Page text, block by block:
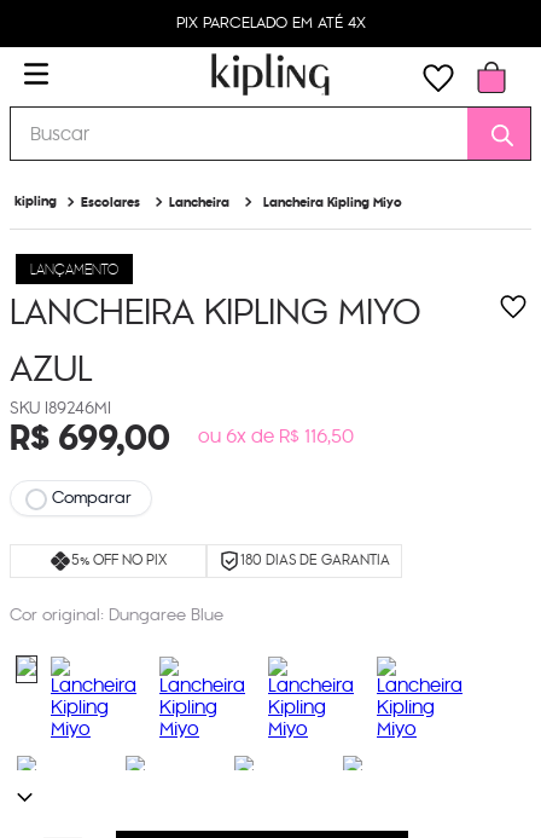
PIX PARCELADO EM ATÉ 4X
Buscar
Escolares Lancheira Lancheira Kipling Miyo
LANÇAMENTO
LANCHEIRA KIPLING MIYO
AZUL
I89246MI
R$699,00 ou 6x de R$ 116,50
Comparar
5% OFF NO PIX 180 DIAS DE GARANTIA
Cor original: Dungaree Blue